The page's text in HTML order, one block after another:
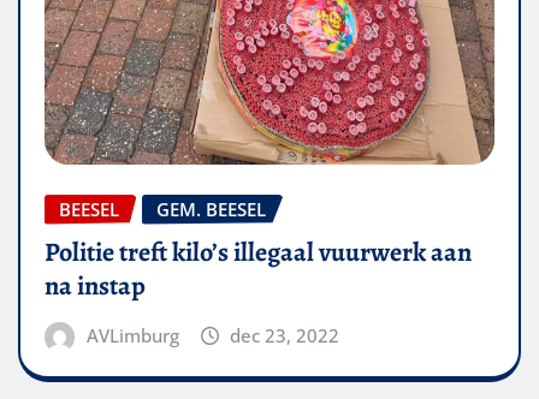
BEESEL GEM. BEESEL
Politie treft kilo’s illegaal vuurwerk aan
na instap
AVLimburg dec 23, 2022